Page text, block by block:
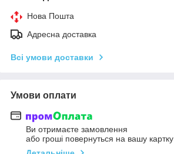
Нова Пошта
Адресна доставка
Всі умови доставки
Умови оплати
Ви отримаєте замовлення
або гроші повернуться на вашу картку